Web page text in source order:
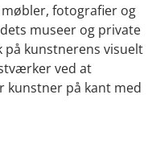
fotografier og
museer og private
kunstnerens visuelt
ved at
kunstner på kant med